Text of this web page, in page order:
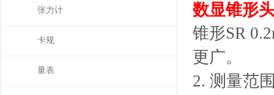
张力计
卡规
量表
数显锥形
锥形SR
更广。
2. 测量范